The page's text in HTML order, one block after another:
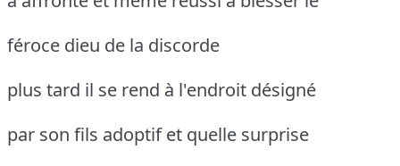
féroce dieu de la discorde
plus tard il se rend à l'endroit désigné
par son fils adoptif et quelle surprise